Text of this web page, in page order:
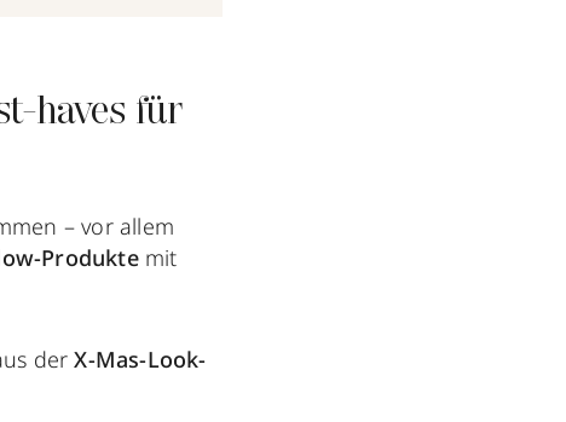
haves für
– vor allem
Produktemit
derX-Mas-Look-